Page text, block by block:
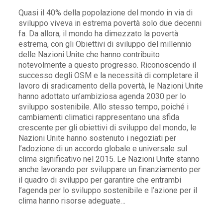
Quasi il 40% della popolazione del mondo in via di
sviluppo viveva in estrema povertà solo due decenni
fa. Da allora, il mondo ha dimezzato la povertà
estrema, con gli Obiettivi di sviluppo del millennio
delle Nazioni Unite che hanno contribuito
notevolmente a questo progresso. Riconoscendo il
successo degli OSM e la necessità di completare il
lavoro di sradicamento della povertà, le Nazioni Unite
hanno adottato un’ambiziosa agenda 2030 per lo
sviluppo sostenibile. Allo stesso tempo, poiché i
cambiamenti climatici rappresentano una sfida
crescente per gli obiettivi di sviluppo del mondo, le
Nazioni Unite hanno sostenuto i negoziati per
l’adozione di un accordo globale e universale sul
clima significativo nel 2015. Le Nazioni Unite stanno
anche lavorando per sviluppare un finanziamento per
il quadro di sviluppo per garantire che entrambi
l’agenda per lo sviluppo sostenibile e l’azione per il
clima hanno risorse adeguate…